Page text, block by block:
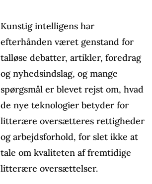
Kunstig intelligens har
efterhånden været genstand for
talløse debatter, artikler, foredrag
og nyhedsindslag, og mange
spørgsmål er blevet rejst om, hvad
de nye teknologier betyder for
litterære oversætteres rettigheder
og arbejdsforhold, for slet ikke at
tale om kvaliteten af fremtidige
litterære oversættelser.